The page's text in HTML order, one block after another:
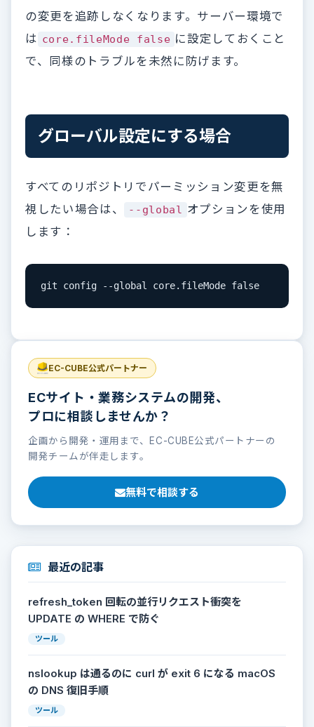
の変更を追跡しなくなります。サーバー環境で
は core.fileMode false に設定しておくこと
で、同様のトラブルを未然に防げます。
グローバル設定にする場合
すべてのリポジトリでパーミッション変更を無
視したい場合は、
--global オプションを使用
します：
git config --global core.fileMode false
EC-CUBE公式パートナー
ECサイト・業務システムの開発、
プロに相談しませんか？
企画から開発・運用まで、EC-CUBE公式パートナーの
開発チームが伴走します。
無料で相談する
最近の記事
refresh_token 回転の並行リクエスト衝突を
UPDATE の WHERE で防ぐ
ツール
nslookup は通るのに curl が exit 6 になる macOS
の DNS 復旧手順
ツール